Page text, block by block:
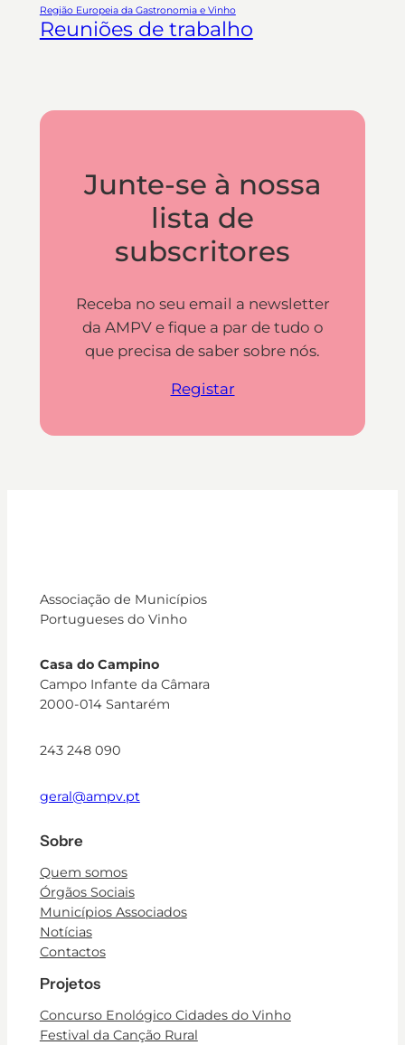
Região Europeia da Gastronomia e Vinho
Reuniões de trabalho
Junte-se à nossa
lista de
subscritores
Receba no seu email a newsletter
da AMPV e fique a par de tudo o
que precisa de saber sobre nós.
Registar
Associação de Municípios
Portugueses do Vinho
Casa do Campino
Campo Infante da Câmara
2000-014 Santarém
243 248 090
geral@ampv.pt
Sobre
Quem somos
Órgãos Sociais
Municípios Associados
Notícias
Contactos
Projetos
Concurso Enológico Cidades do Vinho
Festival da Canção Rural